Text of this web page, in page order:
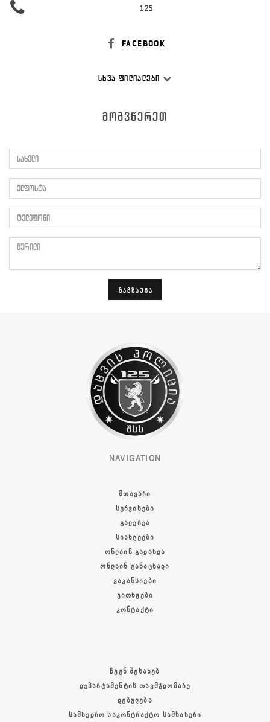
125
FACEBOOK
ᲡᲮᲕᲐ ᲤᲘᲚᲘᲐᲚᲔᲑᲘ
ᲛᲝᲒᲕᲬᲔᲠᲔᲗ
ᲒᲐᲒᲖᲐᲕᲜᲐ
NAVIGATION
ᲛᲗᲐᲕᲐᲠᲘ
ᲡᲔᲠᲕᲘᲡᲔᲑᲘ
ᲒᲐᲚᲔᲠᲔᲐ
ᲡᲘᲐᲮᲚᲔᲔᲑᲘ
ᲝᲜᲚᲐᲘᲜ ᲒᲐᲓᲐᲮᲓᲐ
ᲝᲜᲚᲐᲘᲜ ᲒᲐᲜᲐᲪᲮᲐᲓᲘ
ᲕᲐᲙᲐᲜᲡᲘᲔᲑᲘ
ᲙᲘᲗᲮᲕᲔᲑᲘ
ᲙᲝᲜᲢᲐᲥᲢᲘ
ᲩᲕᲔᲜ ᲨᲔᲡᲐᲮᲔᲑ
ᲓᲔᲞᲐᲠᲢᲐᲛᲔᲜᲢᲘᲡ ᲗᲐᲕᲛᲯᲓᲝᲛᲐᲠᲔ
ᲓᲔᲑᲣᲚᲔᲑᲐ
ᲡᲐᲛᲮᲔᲓᲠᲝ ᲡᲐᲙᲝᲜᲢᲠᲐᲥᲢᲝ ᲡᲐᲛᲡᲐᲮᲣᲠᲘ